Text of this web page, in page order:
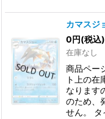
カマスジ
0円(税込)
在庫なし
商品ペー
ト上の在
なります
のため、
せん。